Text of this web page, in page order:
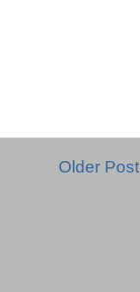
Older Post